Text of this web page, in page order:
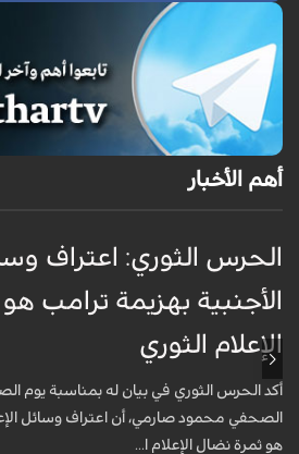
أهم الأخبار
الحرس الثوري: اعتراف
الأجنبية بهزيمة ترامب
الإعلام الثوري
أكد الحرس الثوري في بيان له بمناسبة يوم
الصحفي محمود صارمي، أن اعتراف وسائل
هو ثمرة نضال الإعلام ا...